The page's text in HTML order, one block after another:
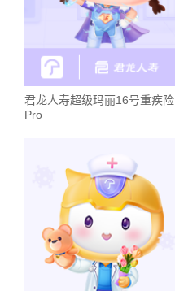
君龙人寿超级玛丽16号重疾险
Pro